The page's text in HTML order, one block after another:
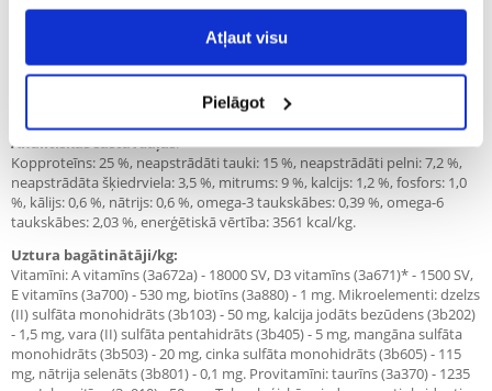
Atļaut visu
Pielāgot
Sastāvs:
Sastāvs: žāvēta laša gaļa (35%), mieži (22%), jamss (19%), mājputnu tauki
(12%), zivju milti (4%), biešu mīkstums (4%), linsēklas, monokalcija
fosfāts, glikozamīns (500 mg/kg), alus raugs, mannanoligosaharīdi (MOS
200 mg/kg), Mojave juka, zaļā tēja (0,02 %).
Analītiskās sastāvdaļas:
Kopproteīns: 25 %, neapstrādāti tauki: 15 %, neapstrādāti pelni: 7,2 %,
neapstrādāta šķiedrviela: 3,5 %, mitrums: 9 %, kalcijs: 1,2 %, fosfors: 1,0
%, kālijs: 0,6 %, nātrijs: 0,6 %, omega-3 taukskābes: 0,39 %, omega-6
taukskābes: 2,03 %, enerģētiskā vērtība: 3561 kcal/kg.
Uztura bagātinātāji/kg:
Vitamīni: A vitamīns (3a672a) - 18000 SV, D3 vitamīns (3a671)* - 1500 SV,
E vitamīns (3a700) - 530 mg, biotīns (3a880) - 1 mg. Mikroelementi: dzelzs
(II) sulfāta monohidrāts (3b103) - 50 mg, kalcija jodāts bezūdens (3b202)
- 1,5 mg, vara (II) sulfāta pentahidrāts (3b405) - 5 mg, mangāna sulfāta
monohidrāts (3b503) - 20 mg, cinka sulfāta monohidrāts (3b605) - 115
mg, nātrija selenāts (3b801) - 0,1 mg. Provitamīni: taurīns (3a370) - 1235